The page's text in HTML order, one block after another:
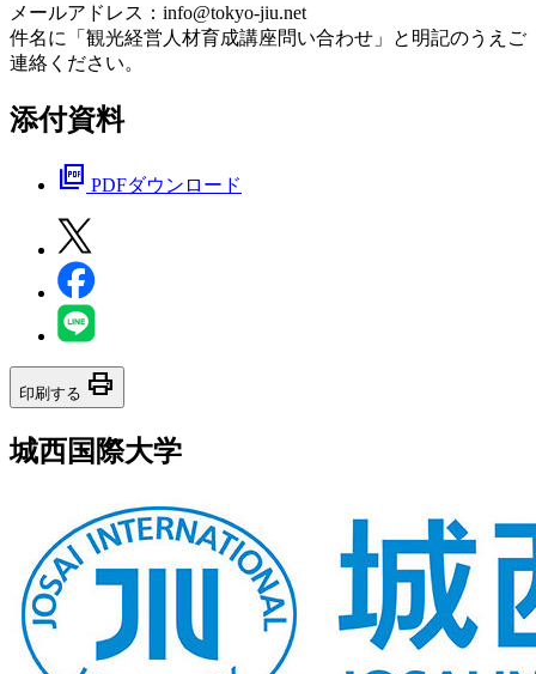
メールアドレス： info@tokyo-jiu.net
件名に「 観光経営人材育成講座問い合わせ」と明記のうえご
連絡ください。
添付資料
picture_as_pdf PDFダウンロード
印刷する print
城西国際大学